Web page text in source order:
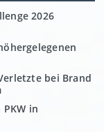
2026
bei Brand
in